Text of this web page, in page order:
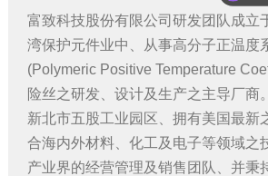
富致科技股份有限公司研发团队成立
湾保护元件业中、从事高分子正温度
(Polymeric Positive Temperature
险丝之研发、设计及生产之主导厂商
新北市五股工业园区、拥有美国最新
合海内外材料、化工及电子等领域之
产业界的经营管理及销售团队、并秉